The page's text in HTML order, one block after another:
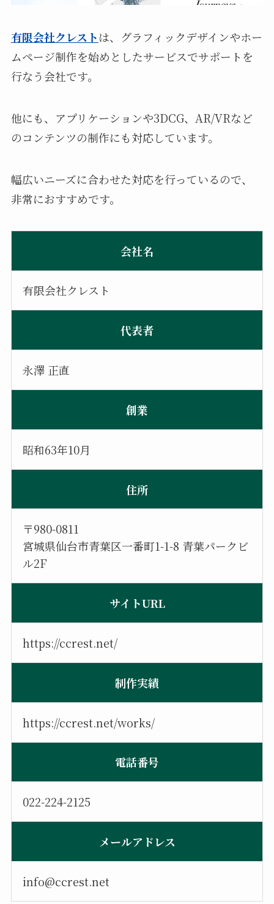
有限会社クレストは、グラフィックデザインやホー
ムページ制作を始めとしたサービスでサポートを
行なう会社です。
他にも、アプリケーションや3DCG、AR/VRなど
のコンテンツの制作にも対応しています。
幅広いニーズに合わせた対応を行っているので、
非常におすすめです。
会社名
有限会社クレスト
代表者
永澤 正直
創業
昭和63年10月
住所
〒980-0811
宮城県仙台市青葉区一番町1-1-8 青葉パークビ
ル2F
サイトURL
https://ccrest.net/
制作実績
https://ccrest.net/works/
電話番号
022-224-2125
メールアドレス
info@ccrest.net